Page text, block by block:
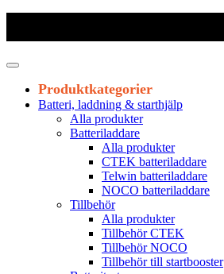
Produktkategorier
Batteri, laddning & starthjälp
Alla produkter
Batteriladdare
Alla produkter
CTEK batteriladdare
Telwin batteriladdare
NOCO batteriladdare
Tillbehör
Alla produkter
Tillbehör CTEK
Tillbehör NOCO
Tillbehör till startbooster